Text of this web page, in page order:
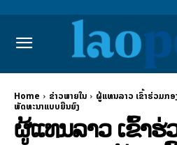
Home ຂ່າວພາຍ​ໃນ
ຜູ້ແທນລາວ ເຂົ້າຮ່ວມກ
ພັດທະນາແບບຍືນຍົງ
ຜູ້ແທນລາວ ເຂົ້າ